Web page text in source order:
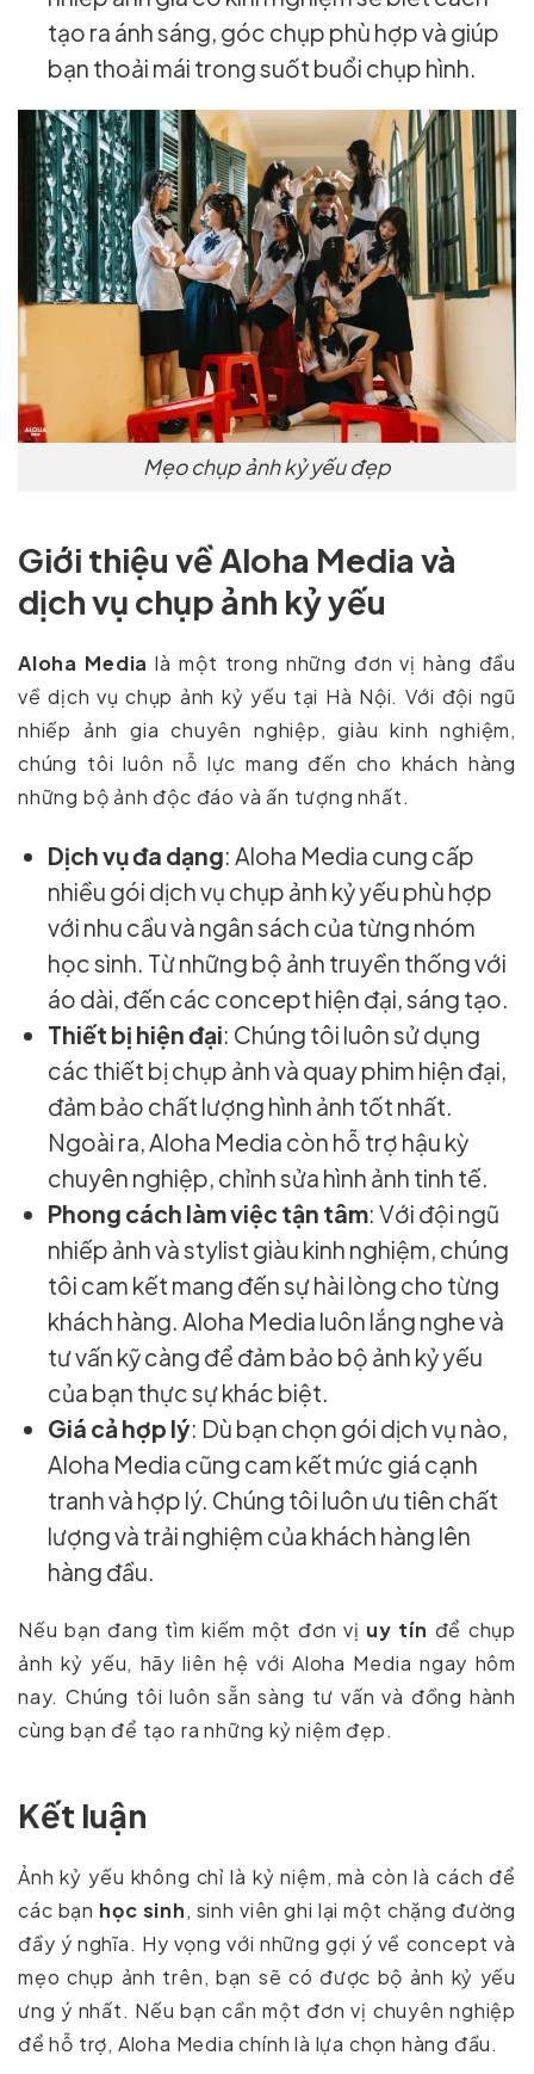
tạo ra ánh sáng, góc chụp phù hợp và giúp
bạn thoải mái trong suốt buổi chụp hình.
Mẹo chụp ảnh kỷ yếu đẹp
Giới thiệu về Aloha Media và
dịch vụ chụp ảnh kỷ yếu
Aloha Media là một trong những đơn vị hàng đầu
về dịch vụ chụp ảnh kỷ yếu tại Hà Nội. Với đội ngũ
nhiếp ảnh gia chuyên nghiệp, giàu kinh nghiệm,
chúng tôi luôn nỗ lực mang đến cho khách hàng
những bộ ảnh độc đáo và ấn tượng nhất.
Dịch vụ đa dạng: Aloha Media cung cấp
nhiều gói dịch vụ chụp ảnh kỷ yếu phù hợp
với nhu cầu và ngân sách của từng nhóm
học sinh. Từ những bộ ảnh truyền thống với
áo dài, đến các concept hiện đại, sáng tạo.
Thiết bị hiện đại: Chúng tôi luôn sử dụng
các thiết bị chụp ảnh và quay phim hiện đại,
đảm bảo chất lượng hình ảnh tốt nhất.
Ngoài ra, Aloha Media còn hỗ trợ hậu kỳ
chuyên nghiệp, chỉnh sửa hình ảnh tinh tế.
Phong cách làm việc tận tâm: Với đội ngũ
nhiếp ảnh và stylist giàu kinh nghiệm, chúng
tôi cam kết mang đến sự hài lòng cho từng
khách hàng. Aloha Media luôn lắng nghe và
tư vấn kỹ càng để đảm bảo bộ ảnh kỷ yếu
của bạn thực sự khác biệt.
Giá cả hợp lý: Dù bạn chọn gói dịch vụ nào,
Aloha Media cũng cam kết mức giá cạnh
tranh và hợp lý. Chúng tôi luôn ưu tiên chất
lượng và trải nghiệm của khách hàng lên
hàng đầu.
Nếu bạn đang tìm kiếm một đơn vị uy tín để chụp
ảnh kỷ yếu, hãy liên hệ với Aloha Media ngay hôm
nay. Chúng tôi luôn sẵn sàng tư vấn và đồng hành
cùng bạn để tạo ra những kỷ niệm đẹp.
Kết luận
Ảnh kỷ yếu không chỉ là kỷ niệm, mà còn là cách để
các bạn học sinh, sinh viên ghi lại một chặng đường
đầy ý nghĩa. Hy vọng với những gợi ý về concept và
mẹo chụp ảnh trên, bạn sẽ có được bộ ảnh kỷ yếu
ưng ý nhất. Nếu bạn cần một đơn vị chuyên nghiệp
để hỗ trợ, Aloha Media chính là lựa chọn hàng đầu.